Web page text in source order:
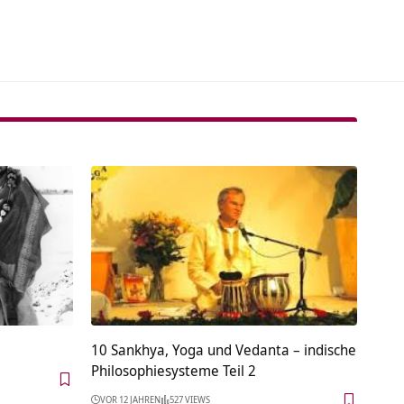
10 Sankhya, Yoga und Vedanta – indische
Philosophiesysteme Teil 2
VOR 12 JAHREN 527 VIEWS